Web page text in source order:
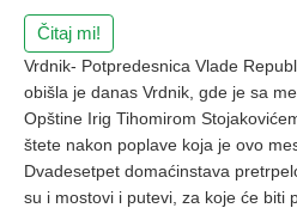
Čitaj mi!
Vrdnik- Potpredesnica Vlade
obišla je danas Vrdnik, gde je sa
Opštine Irig Tihomirom
štete nakon poplave koja je ovo
Dvadesetpet domaćinstava
su i mostovi i putevi, za koje će biti